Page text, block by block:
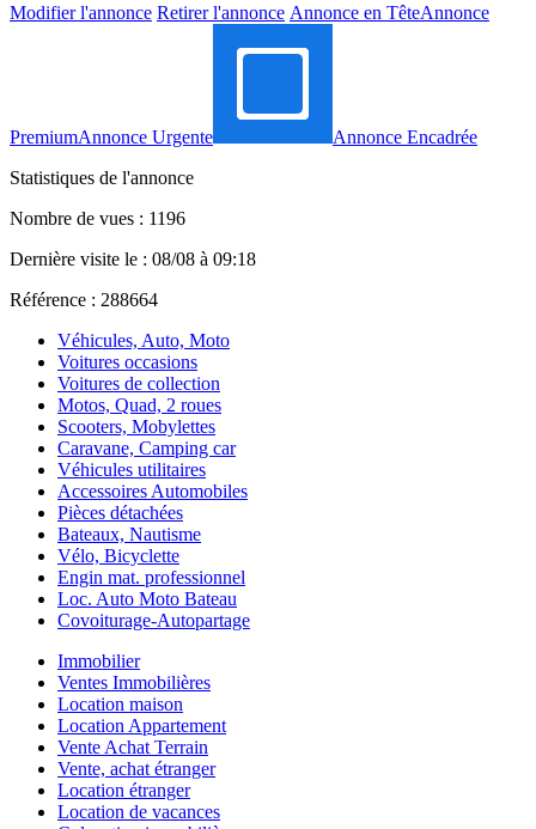
Modifier l'annonce Retirer l'annonce Annonce en TêteAnnonce
PremiumAnnonce Urgente
Annonce Encadrée
Statistiques de l'annonce
Nombre de vues : 1196
Dernière visite le : 08/08 à 09:18
Référence : 288664
Véhicules, Auto, Moto
Voitures occasions
Voitures de collection
Motos, Quad, 2 roues
Scooters, Mobylettes
Caravane, Camping car
Véhicules utilitaires
Accessoires Automobiles
Pièces détachées
Bateaux, Nautisme
Vélo, Bicyclette
Engin mat. professionnel
Loc. Auto Moto Bateau
Covoiturage-Autopartage
Immobilier
Ventes Immobilières
Location maison
Location Appartement
Vente Achat Terrain
Vente, achat étranger
Location étranger
Location de vacances